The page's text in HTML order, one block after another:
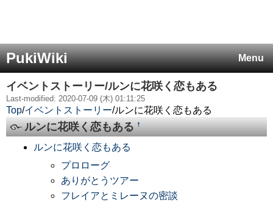
Menu
PukiWiki
イベントストーリー/ルンに花咲く恋もある
Last-modified: 2020-07-09 (木) 01:11:25
Top/イベントストーリー/ルンに花咲く恋もある
ルンに花咲く恋もある†
ルンに花咲く恋もある
プロローグ
ありがとうツアー
フレイアとミレーヌの密談